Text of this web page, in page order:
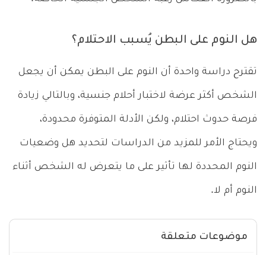
هل النوم على البطن يُسبب الاحتلام؟
تقترح دراسة واحدة أن النوم على البطن يمكن أن يجعل
الشخص أكثر عرضة لاختبار أحلام جنسية، وبالتالي زيادة
فرصة حدوث احتلام، ولكن الأدلة المتوفرة محدودة،
ويحتاج الأمر للمزيد من الدراسات لتحديد هل وضعيات
النوم المحددة لها تأثير على ما يتعرض له الشخص أثناء
النوم أم لا.
موضوعات متعلقة